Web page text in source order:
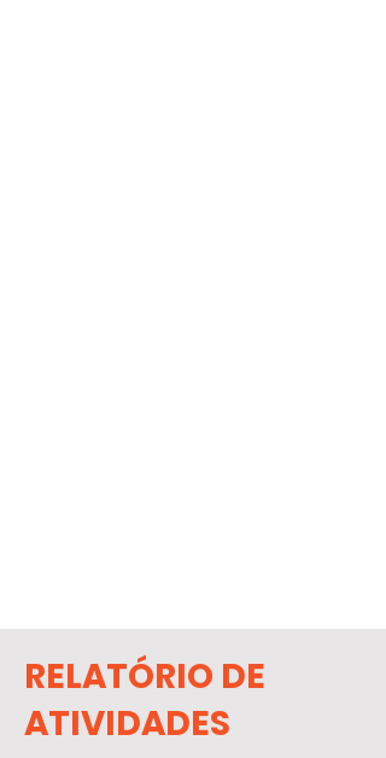
RELATÓRIO DE
ATIVIDADES